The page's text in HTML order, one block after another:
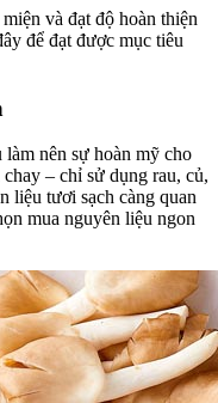
và đạt độ hoàn thiện
để đạt được mục tiêu
nên sự hoàn mỹ cho
– chỉ sử dụng rau, củ,
liệu tươi sạch càng quan
mua nguyên liệu ngon